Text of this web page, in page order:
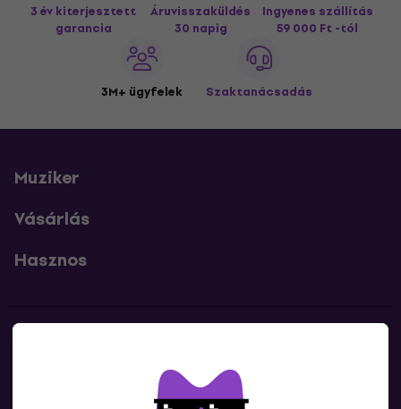
3 év kiterjesztett
garancia
Áruvisszaküldés
30 napig
Ingyenes szállítás
59 000 Ft -tól
3M+ ügyfelek Szaktanácsadás
Muziker
Vásárlás
Hasznos
Lépj kapcsolatba velünk